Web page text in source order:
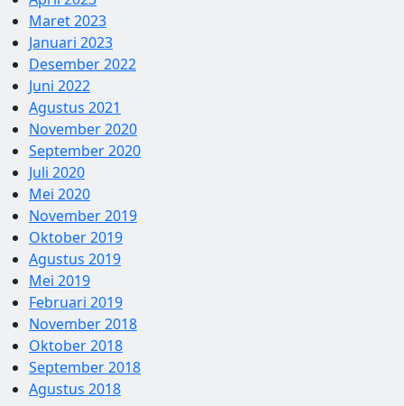
Maret 2023
Januari 2023
Desember 2022
Juni 2022
Agustus 2021
November 2020
September 2020
Juli 2020
Mei 2020
November 2019
Oktober 2019
Agustus 2019
Mei 2019
Februari 2019
November 2018
Oktober 2018
September 2018
Agustus 2018